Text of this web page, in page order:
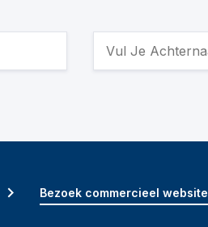
Bezoek commercieel website